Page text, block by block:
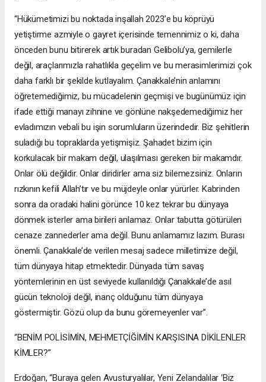
“Hükümetimizi bu noktada inşallah 2023’e bu köprüyü
yetiştirme azmiyle o gayret içerisinde temennimiz o ki, daha
önceden bunu bitirerek artık buradan Gelibolu’ya, gemilerle
değil, araçlarımızla rahatlıkla geçelim ve bu merasimlerimizi çok
daha farklı bir şekilde kutlayalım. Çanakkale’nin anlamını
öğretemediğimiz, bu mücadelenin geçmişi ve bugünümüz için
ifade ettiği manayı zihnine ve gönlüne nakşedemediğimiz her
evladımızın vebali bu işin sorumluların üzerindedir. Biz şehitlerin
suladığı bu topraklarda yetişmişiz. Şahadet bizim için
korkulacak bir makam değil, ulaşılması gereken bir makamdır.
Onlar ölü değildir. Onlar diridirler ama siz bilemezsiniz. Onların
rızkının kefili Allah’tır ve bu müjdeyle onlar yürürler. Kabrinden
sonra da oradaki halini görünce 10 kez tekrar bu dünyaya
dönmek isterler ama birileri anlamaz. Onlar tabutta götürülen
cenaze zannederler ama değil. Bunu anlamamız lazım. Burası
önemli. Çanakkale’de verilen mesaj sadece milletimize değil,
tüm dünyaya hitap etmektedir. Dünyada tüm savaş
yöntemlerinin en üst seviyede kullanıldığı Çanakkale’de asıl
gücün teknoloji değil, inanç olduğunu tüm dünyaya
göstermiştir. Gözü olup da bunu göremeyenler var”.
“BENİM POLİSİMİN, MEHMETÇİĞİMİN KARŞISINA DİKİLENLER
KİMLER?”
Erdoğan, “Buraya gelen Avusturyalılar, Yeni Zelandalılar ‘Biz